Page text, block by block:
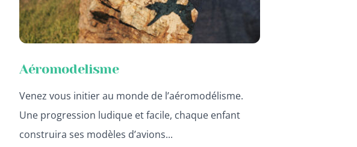
Aéromodelisme
Venez vous initier au monde de l’aéromodélisme.
Une progression ludique et facile, chaque enfant
construira ses modèles d’avions...